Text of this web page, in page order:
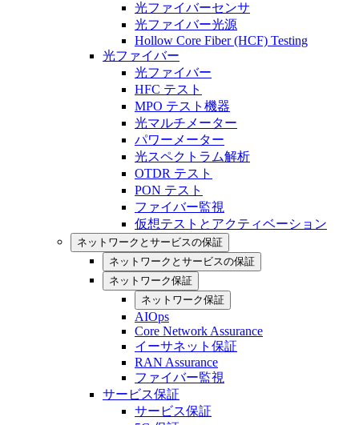
光ファイバーセンサ
光ファイバー光源
Hollow Core Fiber (HCF) Testing
光ファイバー
光ファイバー
HFC テスト
MPO テスト機器
光マルチメーター
パワーメーター
光スペクトラム解析
OTDR テスト
PON テスト
ファイバー監視
仮想テストとアクティベーション
ネットワークとサービスの保証
ネットワークとサービスの保証
ネットワーク保証
ネットワーク保証
AIOps
Core Network Assurance
イーサネット保証
RAN Assurance
ファイバー監視
サービス保証
サービス保証